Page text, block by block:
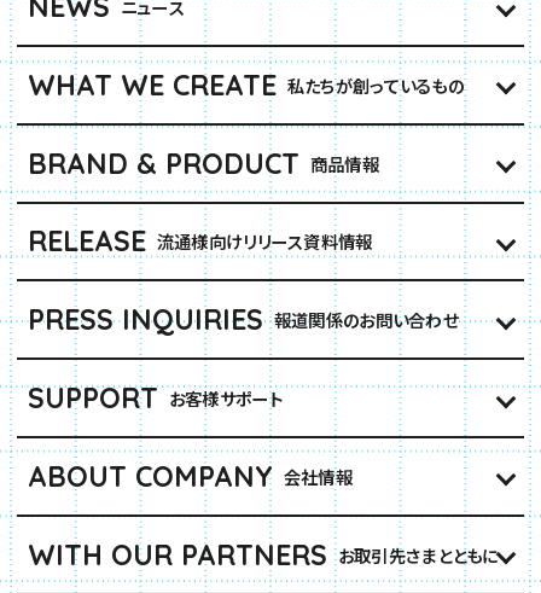
ニュース
WHAT WE CREATE 私たちが創っているもの
BRAND & PRODUCT 商品情報
RELEASE 流通様向けリリース資料情報
PRESS INQUIRIES 報道関係のお問い合わせ
SUPPORT お客様サポート
ABOUT COMPANY 会社情報
WITH OUR PARTNERS お取引先さまとともに